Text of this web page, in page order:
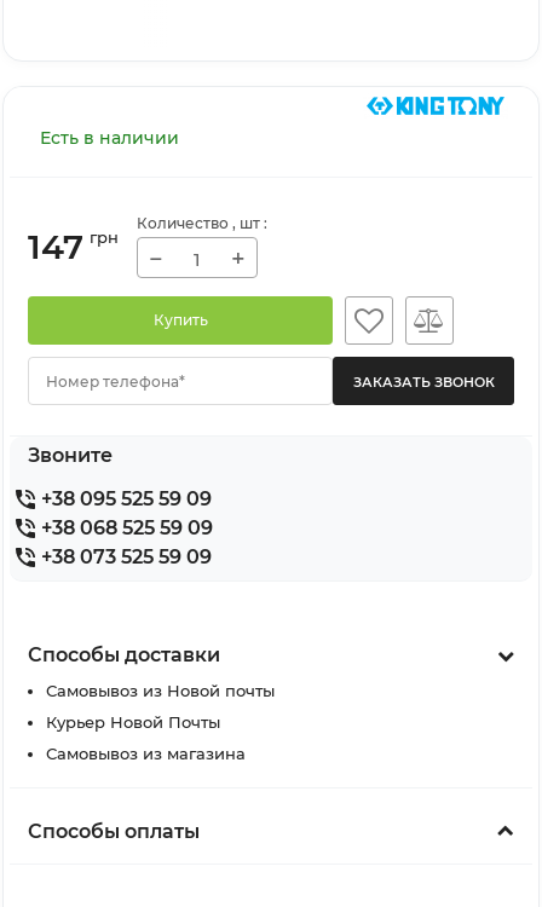
Есть в наличии
147 грн
Количество , шт :
− +
Купить
Номер телефона*
Звоните
+38 095 525 59 09
+38 068 525 59 09
+38 073 525 59 09
Способы доставки
Самовывоз из Новой почты
Курьер Новой Почты
Самовывоз из магазина
Способы оплаты